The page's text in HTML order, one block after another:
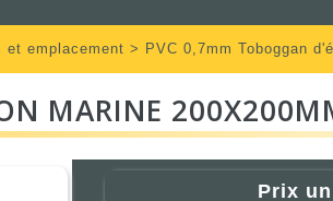
et emplacement > PVC 0,7mm Toboggan
MARINE
Prix